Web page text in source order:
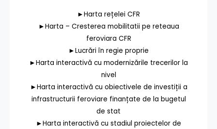
►Harta rețelei CFR
►Harta – Cresterea mobilitatii pe reteaua
feroviara CFR
►Lucrări în regie proprie
►Harta interactivă cu modernizările trecerilor la
nivel
►Harta interactivă cu obiectivele de investiții a
infrastructurii feroviare finanțate de la bugetul
de stat
►Harta interactivă cu stadiul proiectelor de